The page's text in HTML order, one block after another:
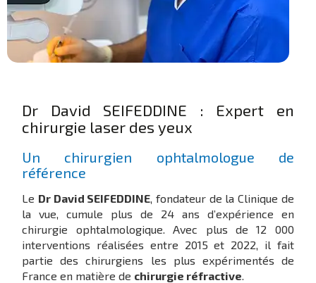
Dr David SEIFEDDINE : Expert en
chirurgie laser des yeux
Un chirurgien ophtalmologue de
référence
Le Dr David SEIFEDDINE, fondateur de la Clinique de
la vue, cumule plus de 24 ans d’expérience en
chirurgie ophtalmologique. Avec plus de 12 000
interventions réalisées entre 2015 et 2022, il fait
partie des chirurgiens les plus expérimentés de
France en matière de chirurgie réfractive.